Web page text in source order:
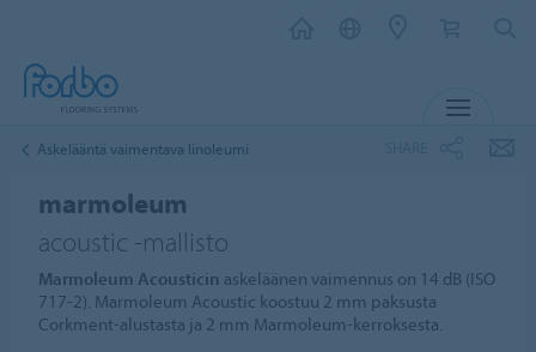
Askelääntä vaimentava linoleumi
marmoleum
acoustic -mallisto
Marmoleum Acousticin askeläänen vaimennus on 14 dB (ISO
717-2). Marmoleum Acoustic koostuu 2 mm paksusta
Corkment-alustasta ja 2 mm Marmoleum-kerroksesta.